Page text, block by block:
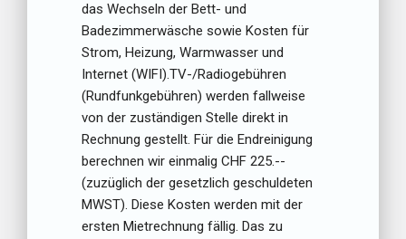
das Wechseln der Bett- und
Badezimmerwäsche sowie Kosten für
Strom, Heizung, Warmwasser und
Internet (WIFI).TV-/Radiogebühren
(Rundfunkgebühren) werden fallweise
von der zuständigen Stelle direkt in
Rechnung gestellt. Für die Endreinigung
berechnen wir einmalig CHF 225.--
(zuzüglich der gesetzlich geschuldeten
MWST). Diese Kosten werden mit der
ersten Mietrechnung fällig. Das zu